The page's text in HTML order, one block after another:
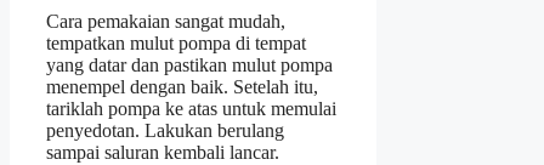
Cara pemakaian sangat mudah,
tempatkan mulut pompa di tempat
yang datar dan pastikan mulut pompa
menempel dengan baik. Setelah itu,
tariklah pompa ke atas untuk memulai
penyedotan. Lakukan berulang
sampai saluran kembali lancar.